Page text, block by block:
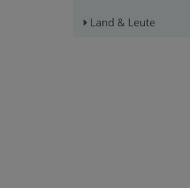
Land & Leute